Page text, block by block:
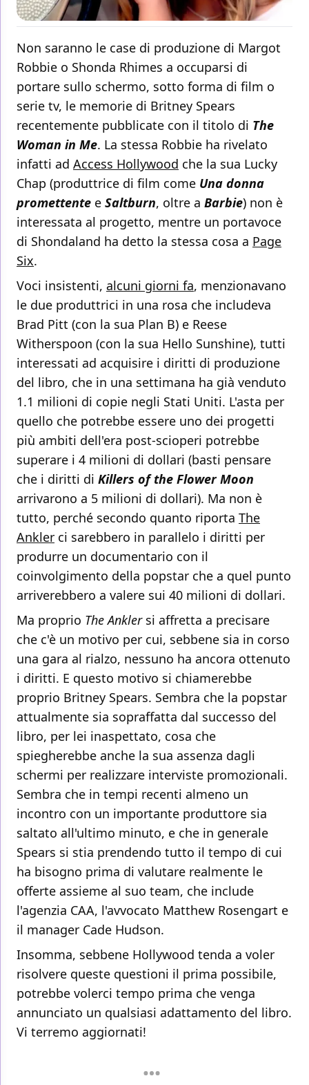
Non saranno le case di produzione di Margot
Robbie o Shonda Rhimes a occuparsi di
portare sullo schermo, sotto forma di film o
serie tv, le memorie di Britney Spears
recentemente pubblicate con il titolo di The
Woman in Me. La stessa Robbie ha rivelato
infatti ad Access Hollywood che la sua Lucky
Chap (produttrice di film come Una donna
promettente e Saltburn, oltre a Barbie) non è
interessata al progetto, mentre un portavoce
di Shondaland ha detto la stessa cosa a Page
Six.
Voci insistenti, alcuni giorni fa, menzionavano
le due produttrici in una rosa che includeva
Brad Pitt (con la sua Plan B) e Reese
Witherspoon (con la sua Hello Sunshine), tutti
interessati ad acquisire i diritti di produzione
del libro, che in una settimana ha già venduto
1.1 milioni di copie negli Stati Uniti. L'asta per
quello che potrebbe essere uno dei progetti
più ambiti dell'era post-scioperi potrebbe
superare i 4 milioni di dollari (basti pensare
che i diritti di Killers of the Flower Moon
arrivarono a 5 milioni di dollari). Ma non è
tutto, perché secondo quanto riporta The
Ankler ci sarebbero in parallelo i diritti per
produrre un documentario con il
coinvolgimento della popstar che a quel punto
arriverebbero a valere sui 40 milioni di dollari.
Ma proprio The Anklersi affretta a precisare
che c'è un motivo per cui, sebbene sia in corso
una gara al rialzo, nessuno ha ancora ottenuto
i diritti. E questo motivo si chiamerebbe
proprio Britney Spears. Sembra che la popstar
attualmente sia sopraffatta dal successo del
libro, per lei inaspettato, cosa che
spiegherebbe anche la sua assenza dagli
schermi per realizzare interviste promozionali.
Sembra che in tempi recenti almeno un
incontro con un importante produttore sia
saltato all'ultimo minuto, e che in generale
Spears si stia prendendo tutto il tempo di cui
ha bisogno prima di valutare realmente le
offerte assieme al suo team, che include
l'agenzia CAA, l'avvocato Matthew Rosengart e
il manager Cade Hudson.
Insomma, sebbene Hollywood tenda a voler
risolvere queste questioni il prima possibile,
potrebbe volerci tempo prima che venga
annunciato un qualsiasi adattamento del libro.
Vi terremo aggiornati!